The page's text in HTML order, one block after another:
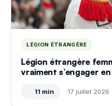
LÉGION ÉTRANGÈRE
Légion étrangère
vraiment s’engager
11 min 17 juillet 2026